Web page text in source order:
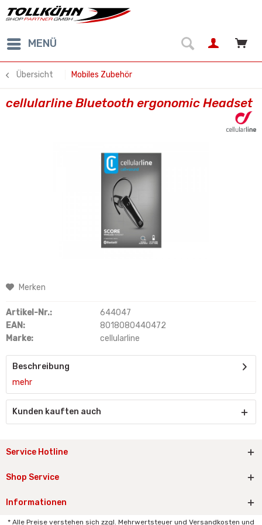
MENÜ
Übersicht Mobiles Zubehör
cellularline Bluetooth ergonomic Headset
Merken
Artikel-Nr.:
644047
EAN:
8018080440472
Marke:
cellularline
Beschreibung
mehr
Kunden kauften auch
Service Hotline
Shop Service
Informationen
* Alle Preise verstehen sich zzgl. Mehrwertsteuer und Versandkosten und